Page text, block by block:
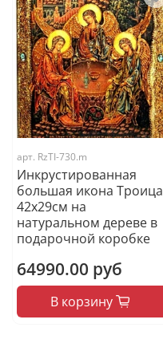
арт. RzTI-730.m
Инкрустированная
большая икона Троица
42х29см на
натуральном дереве в
подарочной коробке
64990.00 руб
В корзину